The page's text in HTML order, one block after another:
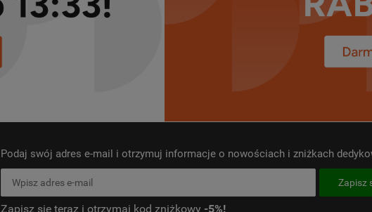
Podaj swój adres e-mail i otrzymuj informacje o nowościach i zniżkach
Zapisz się teraz i otrzymaj kod zniżkowy -5%!